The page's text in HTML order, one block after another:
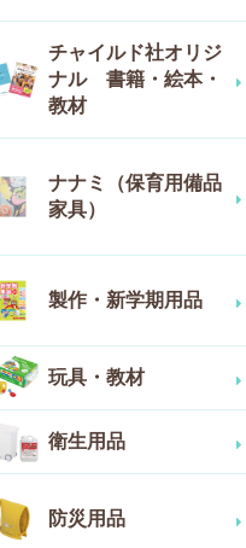
チャイルド社オリジ
ナル 書籍・絵本・
教材
ナナミ（保育用備品
家具）
製作・新学期用品
玩具・教材
衛生用品
防災用品